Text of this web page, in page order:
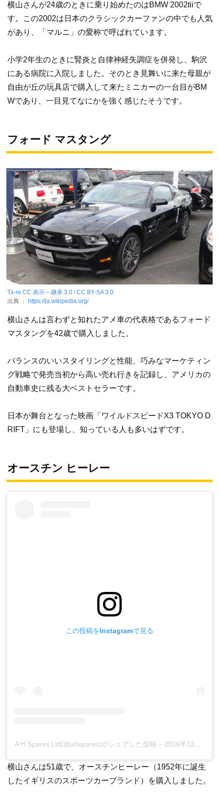
横山さんが24歳のときに乗り始めたのはBMW 2002tiiで
す。この2002は日本のクラシックカーファンの中でも人気
があり、「マルニ」の愛称で呼ばれています。
小学2年生のときに腎炎と自律神経失調症を併発し、駒沢
にある病院に入院しました。そのとき見舞いに来た母親が
自由が丘の玩具店で購入して来たミニカーの一台目がBM
Wであり、一目見てなにかを強く感じたそうです。
フォード マスタング
Tx-re CC 表示 – 継承 3.0 / CC BY-SA 3.0
出典 ：
https://ja.wikipedia.org/
横山さんは言わずと知れたアメ車の代表格であるフォード
マスタングを42歳で購入しました。
バランスのいいスタイリングと性能、巧みなマーケティン
グ戦略で発売当初から高い売れ行きを記録し、アメリカの
自動車史に残る大ベストセラーです。
日本が舞台となった映画「ワイルドスピードX3 TOKYO D
RIFT」にも登場し、知っている人も多いはずです。
オースチン ヒーレー
この投稿をInstagramで見る
A H Spares Ltd(@ahspares)がシェアした投稿 – 2016年12月月2日午前4時22分PST
横山さんは51歳で、オースチンヒーレー（1952年に誕生
したイギリスのスポーツカーブランド）を購入しました。